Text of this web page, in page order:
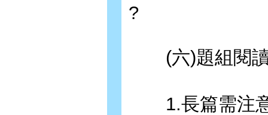
?
(六)題組閱
1.長篇需注意